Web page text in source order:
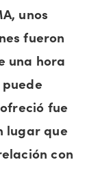
unos
fueron
una hora
fue
lugar que
con